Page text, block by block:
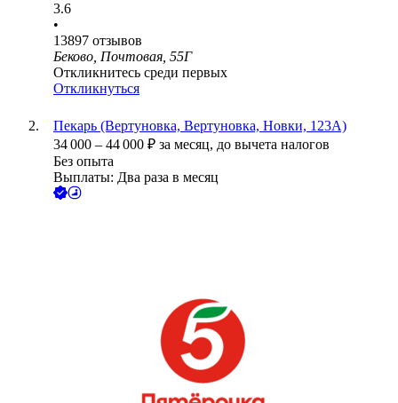
3.6
•
13897 отзывов
Беково, Почтовая, 55Г
Откликнитесь среди первых
Откликнуться
Пекарь (Вертуновка, Вертуновка, Новки, 123А)
34 000 – 44 000 ₽ за месяц, до вычета налогов
Без опыта
Выплаты: Два раза в месяц